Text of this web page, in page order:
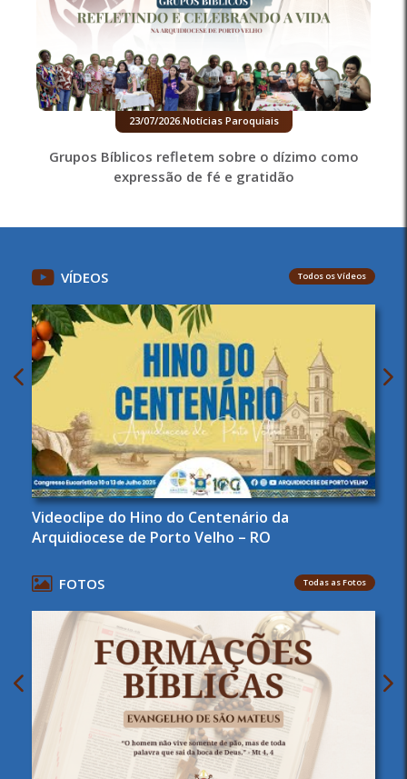
23/07/2026.Notícias Paroquiais
Grupos Bíblicos refletem sobre o dízimo como
expressão de fé e gratidão
VÍDEOS Todos os Vídeos
Videoclipe do Hino do Centenário da
Arquidiocese de Porto Velho – RO
FOTOS Todas as Fotos